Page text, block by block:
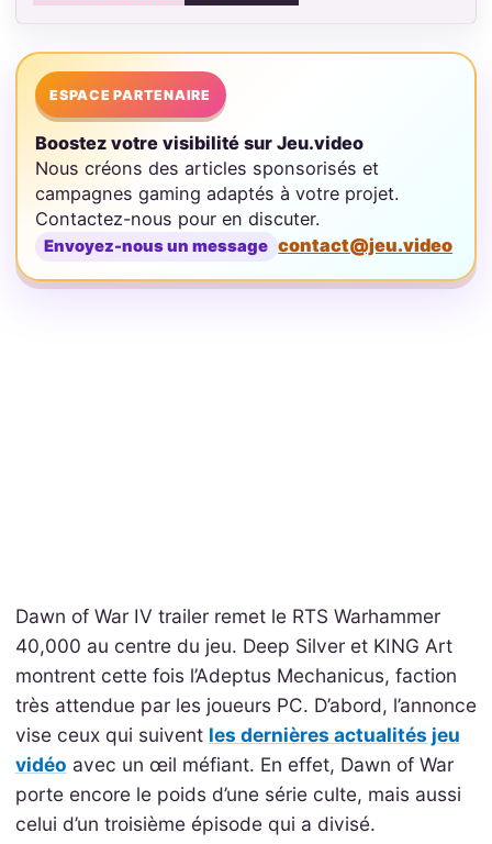
ESPACE PARTENAIRE
Boostez votre visibilité sur Jeu.video
Nous créons des articles sponsorisés et
campagnes gaming adaptés à votre projet.
Contactez-nous pour en discuter.
Envoyez-nous un message contact@jeu.video
Dawn of War IV trailer remet le RTS Warhammer
40,000 au centre du jeu. Deep Silver et KING Art
montrent cette fois l’Adeptus Mechanicus, faction
très attendue par les joueurs PC. D’abord, l’annonce
vise ceux qui suivent les dernières actualités jeu
vidéo avec un œil méfiant. En effet, Dawn of War
porte encore le poids d’une série culte, mais aussi
celui d’un troisième épisode qui a divisé.